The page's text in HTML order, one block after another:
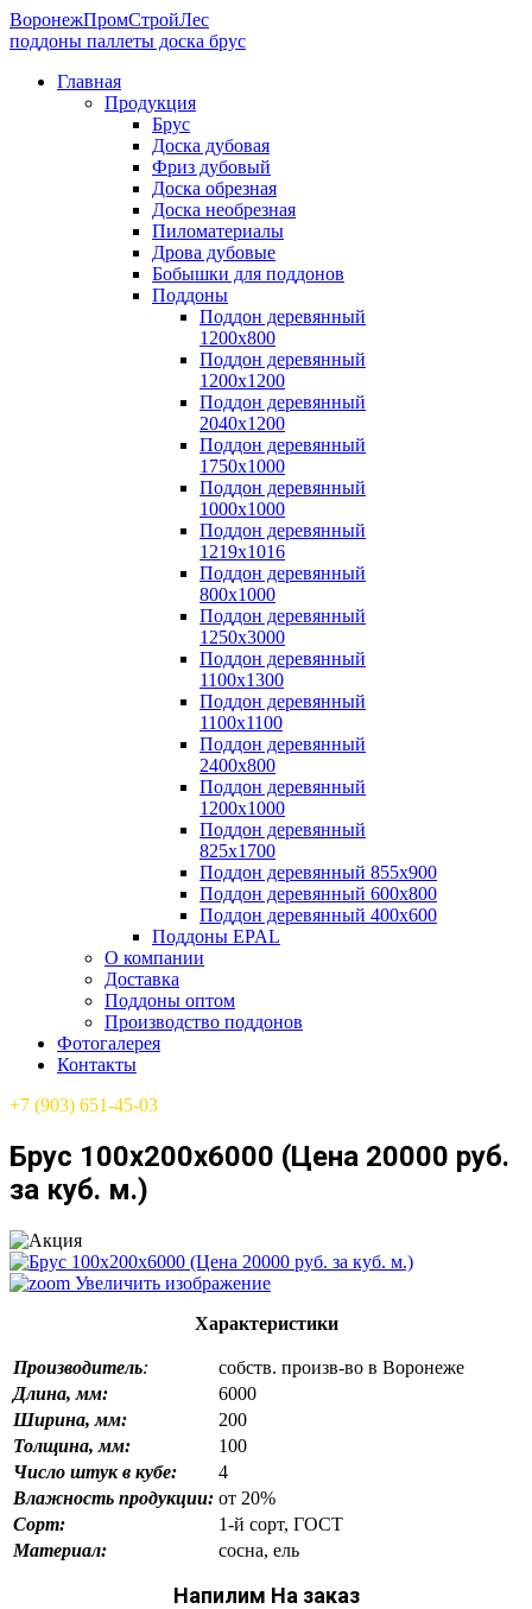
ВоронежПромСтройЛес
поддоны паллеты доска брус
Главная
Продукция
Брус
Доска дубовая
Фриз дубовый
Доска обрезная
Доска необрезная
Пиломатериалы
Дрова дубовые
Бобышки для поддонов
Поддоны
Поддон деревянный
1200х800
Поддон деревянный
1200х1200
Поддон деревянный
2040х1200
Поддон деревянный
1750х1000
Поддон деревянный
1000х1000
Поддон деревянный
1219х1016
Поддон деревянный
800х1000
Поддон деревянный
1250х3000
Поддон деревянный
1100х1300
Поддон деревянный
1100х1100
Поддон деревянный
2400х800
Поддон деревянный
1200х1000
Поддон деревянный
825х1700
Поддон деревянный 855х900
Поддон деревянный 600х800
Поддон деревянный 400х600
Поддоны EPAL
О компании
Доставка
Поддоны оптом
Производство поддонов
Фотогалерея
Контакты
+7 (903) 651-45-03
Брус 100х200х6000 (Цена 20000 руб.
за куб. м.)
Увеличить изображение
Характеристики
Производитель:
собств. произв-во в Воронеже
Длина, мм:
6000
Ширина, мм:
200
Толщина, мм:
100
Число штук в кубе:
4
Влажность продукции: от 20%
Сорт:
1-й сорт, ГОСТ
Материал:
сосна, ель
Напилим На заказ